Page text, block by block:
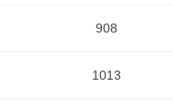
908
1013